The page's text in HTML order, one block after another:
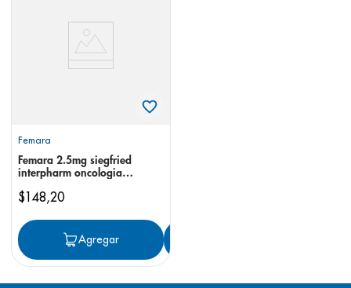
Femara
Femara 2.5mg siegfried
interpharm oncologia
$148,20
Agregar
pediasure
panolini